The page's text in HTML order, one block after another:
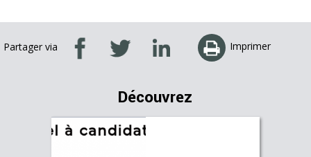
Partager via Imprimer
Découvrez